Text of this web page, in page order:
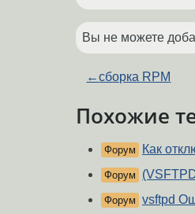
Вы не можете
←сборка RPM
Похожие
Форум Как
Форум
Форум vsftpd